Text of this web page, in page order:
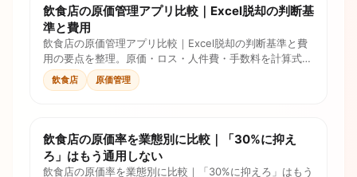
飲食店の原価管理アプリ比較｜Excel脱却の判断基
準と費用
飲食店の原価管理アプリ比較｜Excel脱却の判断基準と費
用の要点を整理。原価・ロス・人件費・手数料を計算式と
チェックリストで確認し、価格判断に使えます。
飲食店 原価管理
飲食店の原価率を業態別に比較｜「30%に抑え
ろ」はもう通用しない
飲食店の原価率を業態別に比較｜「30%に抑えろ」はもう